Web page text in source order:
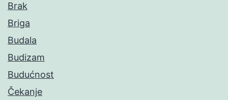
Brak
Briga
Budala
Budizam
Budućnost
Čekanje